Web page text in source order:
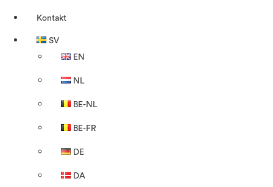
Kontakt
SV
EN
NL
BE-NL
BE-FR
DE
DA